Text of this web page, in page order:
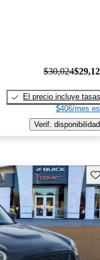
$30,024
El precio incluye tasas
$406/mes
Verif. disponibilidad